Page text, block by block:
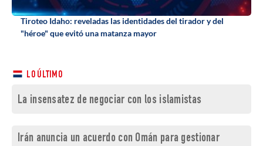
Tiroteo Idaho: reveladas las identidades del tirador y del
"héroe" que evitó una matanza mayor
LO ÚLTIMO
La insensatez de negociar con los islamistas
Irán anuncia un acuerdo con Omán para gestionar